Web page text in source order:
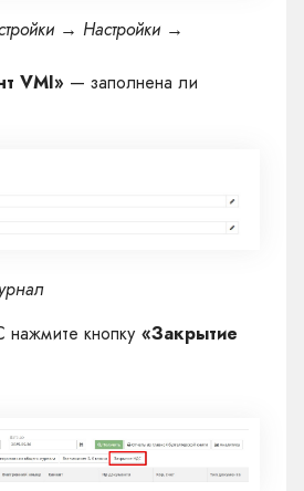
→ Настройки →
VMI» — заполнена ли
кнопку «Закрытие